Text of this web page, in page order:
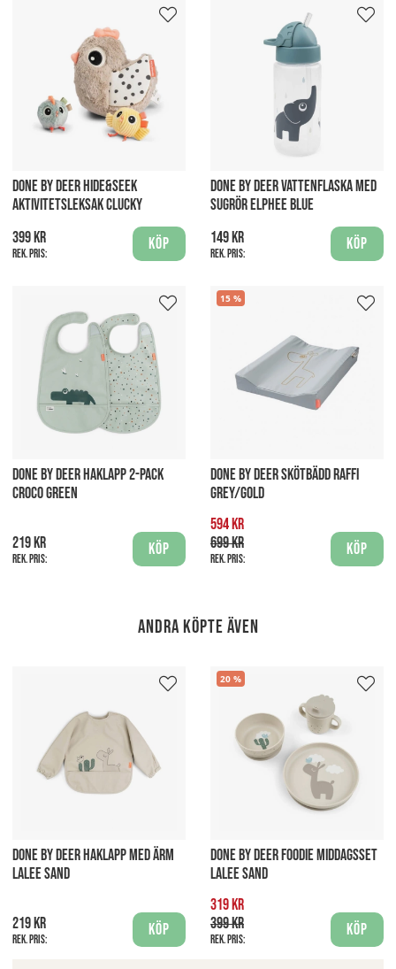
DONE BY DEER HIDE&SEEK
AKTIVITETSLEKSAK CLUCKY
399 kr
Rek. pris:
Köp
DONE BY DEER VATTENFLASKA MED
SUGRÖR ELPHEE BLUE
149 kr
Rek. pris:
Köp
DONE BY DEER HAKLAPP 2-PACK
CROCO GREEN
219 kr
Rek. pris:
Köp
15
DONE BY DEER SKÖTBÄDD RAFFI
GREY/GOLD
594 kr
699 kr
Rek. pris:
Köp
Andra köpte även
DONE BY DEER HAKLAPP MED ÄRM
LALEE SAND
219 kr
Rek. pris:
Köp
20
DONE BY DEER FOODIE MIDDAGSSET
LALEE SAND
319 kr
399 kr
Rek. pris:
Köp